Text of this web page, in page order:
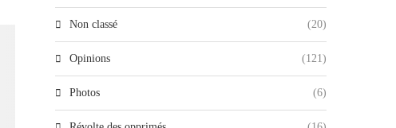
Non classé (20)
Opinions (121)
Photos (6)